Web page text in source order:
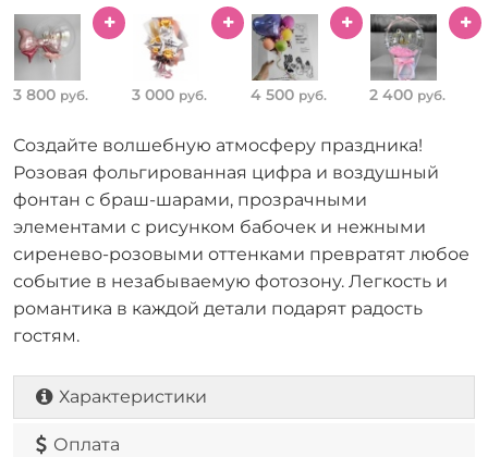
3 800 руб. 3 000 руб. 4 500 руб. 2 400 руб.
Создайте волшебную атмосферу праздника!
Розовая фольгированная цифра и воздушный
фонтан с браш-шарами, прозрачными
элементами с рисунком бабочек и нежными
сиренево-розовыми оттенками превратят любое
событие в незабываемую фотозону. Легкость и
романтика в каждой детали подарят радость
гостям.
Характеристики
Оплата